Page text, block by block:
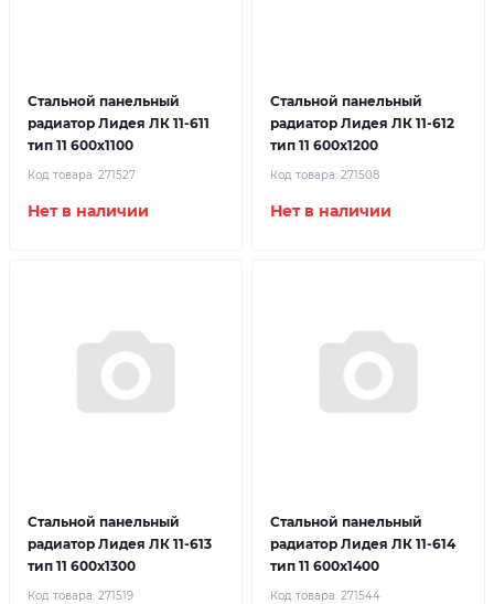
Стальной панельный
радиатор Лидея ЛК 11-611
тип 11 600x1100
Код товара: 271527
Нет в наличии
Стальной панельный
радиатор Лидея ЛК 11-612
тип 11 600x1200
Код товара: 271508
Нет в наличии
Стальной панельный
радиатор Лидея ЛК 11-613
тип 11 600x1300
Код товара: 271519
Стальной панельный
радиатор Лидея ЛК 11-614
тип 11 600x1400
Код товара: 271544